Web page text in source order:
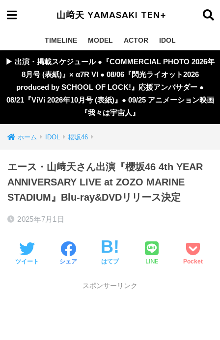
山﨑天 YAMASAKI TEN+
TIMELINE MODEL ACTOR IDOL
▶︎ 出演・掲載スケジュール ●『COMMERCIAL PHOTO 2026年
8月号 (表紙)』× α7R VI ● 08/06『閃光ライオット2026
produced by SCHOOL OF LOCK!』応援アンバサダー ●
08/21『ViVi 2026年10月号 (表紙)』● 09/25 アニメーション映画
『我々は宇宙人』
ホーム IDOL 櫻坂46
エース・山﨑天さん出演『櫻坂46 4th YEAR
ANNIVERSARY LIVE at ZOZO MARINE
STADIUM』Blu-ray&DVDリリース決定
2025年7月1日
ツイート シェア はてブ LINE Pocket
スポンサーリンク